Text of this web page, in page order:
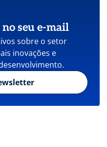
seu e-mail
sobre o setor
inovações e